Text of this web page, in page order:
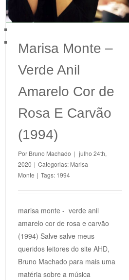
Marisa Monte –
Verde Anil
Amarelo Cor de
Rosa E Carvão
(1994)
Por Bruno Machado | julho 24th,
2020 | Categorias: Marisa
Monte | Tags: 1994
marisa monte - verde anil
amarelo cor de rosa e carvão
(1994) Salve salve meus
queridos leitores do site AHD,
Bruno Machado para mais uma
matéria sobre a música